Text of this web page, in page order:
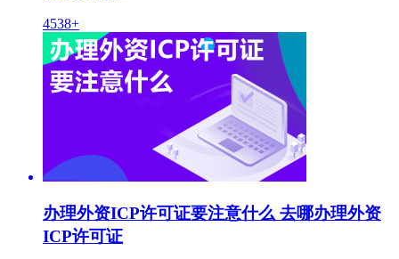
4538+
办理外资ICP许可证要注意什么 去哪办理外资
ICP许可证